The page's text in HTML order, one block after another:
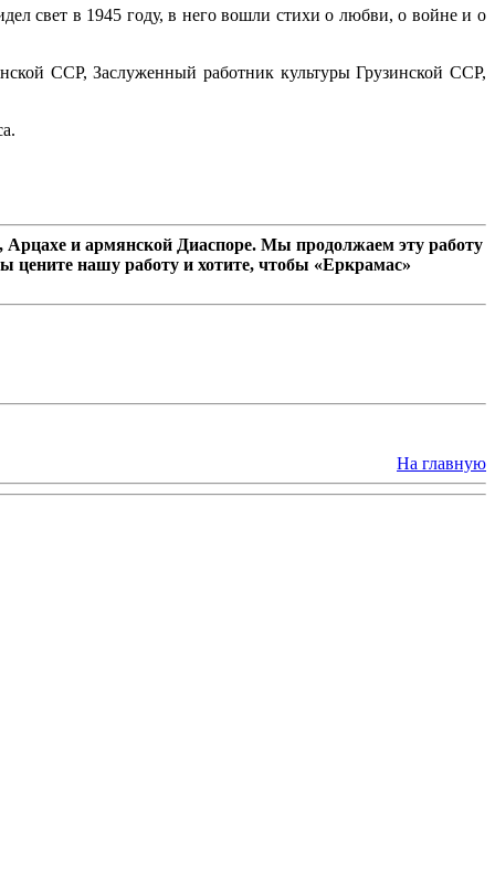
свет в 1945 году, в него вошли стихи о любви, о войне и о
ССР, Заслуженный работник культуры Грузинской ССР,
и армянской Диаспоре. Мы продолжаем эту работу
цените нашу работу и хотите, чтобы «Еркрамас»
На главную